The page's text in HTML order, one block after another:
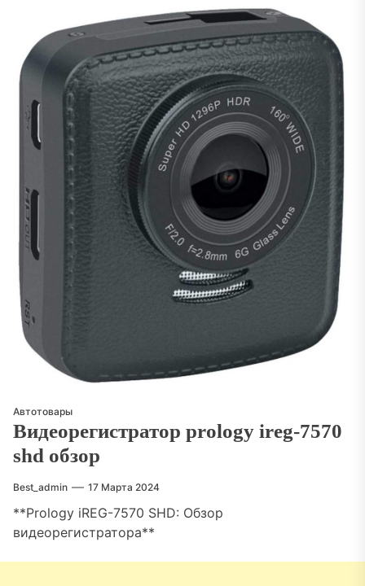
Автотовары
Видеорегистратор prology ireg-7570
shd обзор
Best_admin 17 Марта 2024
**Prology iREG-7570 SHD: Обзор
видеорегистратора**